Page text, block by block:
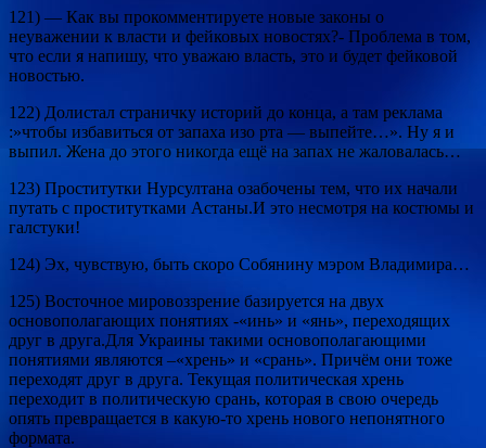
121) — Как вы прокомментируете новые законы о
неуважении к власти и фейковых новостях?- Проблема в том,
что если я напишу, что уважаю власть, это и будет фейковой
новостью.
122) Долистал страничку историй до конца, а там реклама
:»чтобы избавиться от запаха изо рта — выпейте…». Ну я и
выпил. Жена до этого никогда ещё на запах не жаловалась…
123) Проститутки Нурсултана озабочены тем, что их начали
путать с проститутками Астаны.И это несмотря на костюмы и
галстуки!
124) Эх, чувствую, быть скоро Собянину мэром Владимира…
125) Восточное мировоззрение базируется на двух
основополагающих понятиях -«инь» и «янь», переходящих
друг в друга.Для Украины такими основополагающими
понятиями являются –«хрень» и «срань». Причём они тоже
переходят друг в друга. Текущая политическая хрень
переходит в политическую срань, которая в свою очередь
опять превращается в какую-то хрень нового непонятного
формата.